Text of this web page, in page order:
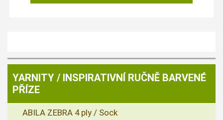
YARNITY / INSPIRATIVNÍ RUČNĚ BARVENÉ
PŘÍZE
ABILA ZEBRA 4 ply / Sock